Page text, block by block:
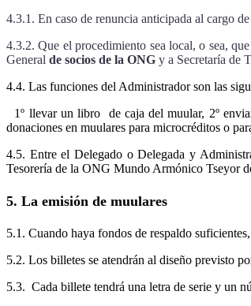
4.3.1. En caso de renuncia anticipada al cargo
4.3.2. Que el procedimiento sea local, o sea,
General de socios de la ONG y a Secretaría de
4.4. Las funciones del Administrador son las
1º llevar un libro de caja del muular, 2º
donaciones en muulares para microcréditos o
4.5. Entre el Delegado o Delegada y
Tesorería de la ONG Mundo Armónico Tseyor
5. La emisión de muulares
5.1. Cuando haya fondos de respaldo
5.2. Los billetes se atendrán al diseño previsto
5.3. Cada billete tendrá una letra de serie y un